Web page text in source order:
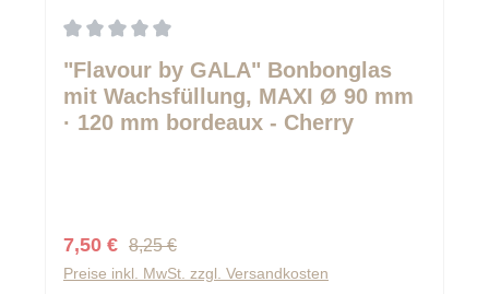
"Flavour by GALA" Bonbonglas
mit Wachsfüllung, MAXI Ø 90 mm
· 120 mm bordeaux - Cherry
Verkaufspreis:
7,50 € Regulärer Preis:
8,25 €
Preise inkl. MwSt. zzgl. Versandkosten